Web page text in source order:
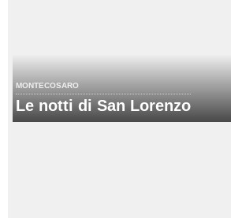
MONTECOSARO
Le notti di San Lorenzo